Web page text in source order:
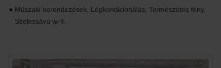
Műszaki berendezések, Légkondicionálás, Természetes fény,
Szélessávú wi-fi